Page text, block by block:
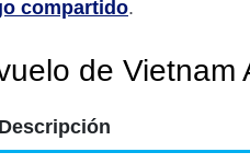
compartido.
de Vietnam
Descripción